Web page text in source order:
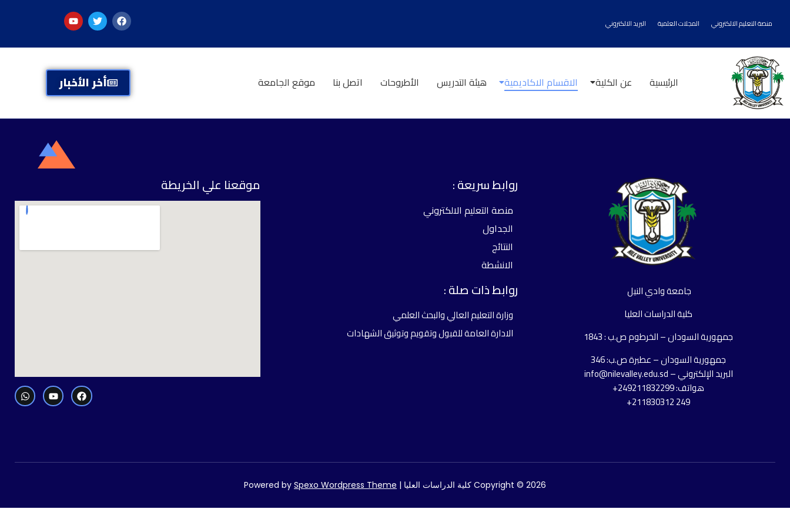
منصة التعليم الالكتروني المجلات العلمية البريد الالكتروني
الرئيسية عن الكلية الاقسام الاكاديمية هيئة التدريس الأطروحات اتصل بنا موقع الجامعة أخر الأخبار
جامعة وادي النيل
كلية الدراسات العليا
جمهورية السودان – الخرطوم ص.ب : 1843
جمهورية السودان – عطبرة ص.ب: 346
البريد الإلكتروني – info@nilevalley.edu.sd
هواتف: 249211832299+
249 211830312+
روابط سريعة :
منصة التعليم الالكتروني
الجداول
النتائج
الانشطة
روابط ذات صلة :
وزارة التعليم العالي والبحث العلمي
الادارة العامة للقبول وتقويم وتوثيق الشهادات
موقعنا علي الخريطة
Copyright © 2026 كلية الدراسات العليا | Powered by Spexo Wordpress Theme